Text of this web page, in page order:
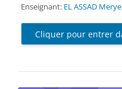
Enseignant: EL ASSAD
Cliquer pour entrer